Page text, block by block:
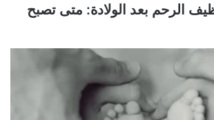
الرحم بعد الولادة: متى تصبح